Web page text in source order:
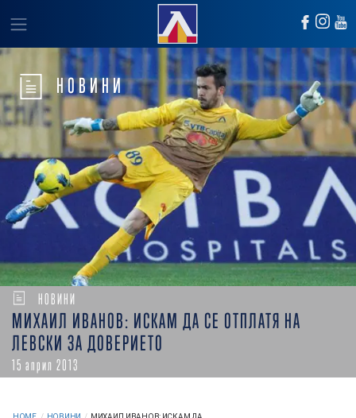
НОВИНИ
НОВИНИ
МИХАИЛ ИВАНОВ: ИСКАМ ДА СЕ ОТПЛАТЯ НА
ЛЕВСКИ ЗА ДОВЕРИЕТО
15 април 2013